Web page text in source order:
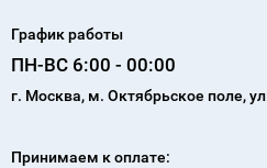
График работы
ПН-ВС 6:00 - 00:00
г. Москва, м. Октябрьское поле,
Принимаем к оплате: